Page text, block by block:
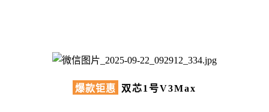
爆款钜惠 双芯1号V3Max